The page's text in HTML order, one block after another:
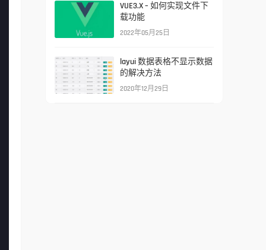
VUE3.X – 如何实现文件下
载功能
2022年05月25日
layui 数据表格不显示数据
的解决方法
2020年12月29日